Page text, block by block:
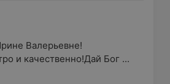
Валерьевне!
и качественно!Дай Бог ...